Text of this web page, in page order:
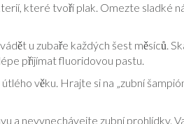
které tvoří plak. Omezte sladké
u zubaře každých šest měsíců.
přijímat fluoridovou pastu.
věku. Hrajte si na „zubní
a nevynechávejte zubní prohlídky.